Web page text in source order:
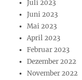
Juli 2023
Juni 2023
Mai 2023
April 2023
Februar 2023
Dezember 2022
November 2022